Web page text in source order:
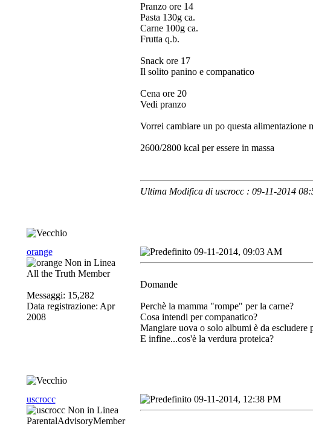
Pranzo ore 14
Pasta 130g ca.
Carne 100g ca.
Frutta q.b.
Snack ore 17
Il solito panino e companatico
Cena ore 20
Vedi pranzo
Vorrei cambiare un po questa alimentazione
2600/2800 kcal per essere in massa
Ultima Modifica di uscrocc : 09-11-2014
orange
All the Truth Member
Messaggi: 15,282
Data registrazione: Apr
2008
09-11-2014, 09:03 AM
Domande
Perchè la mamma "rompe" per la carne?
Cosa intendi per companatico?
Mangiare uova o solo albumi è da escludere
E infine...cos'è la verdura proteica?
uscrocc
ParentalAdvisoryMember
09-11-2014, 12:38 PM